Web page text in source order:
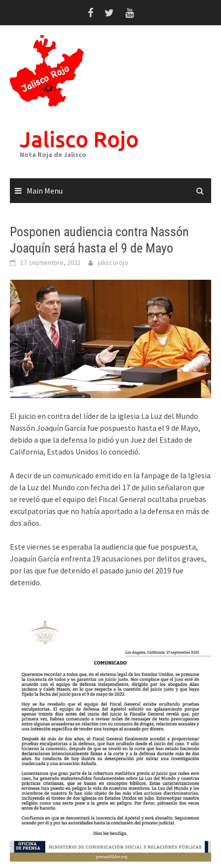
Jalisco Rojo
Nota Roja de Jalisco
Main Menu
Posponen audiencia contra Nassón
Joaquín será hasta el 9 de Mayo
17 septiembre, 2021 jaliscorojo
El juicio en contra del líder de la iglesia La Luz del Mundo
Nassón Joaquín García fue pospuesto hasta el 9 de Mayo,
debido a que la defensa lo pidió y un Juez del Estado de
California, Estados Unidos lo concedió.
A decir de un comunicado emitido en la fanpage de la Iglesia
de la Luz del Mundo con fecha del 17 de julio señalaron que
se reveló que el equipo del Fiscal General ocultaba pruebas
exculpatorias que no había aportado a la defensa en más de
dos años.
Este viernes se esperaba la audiencia que fue pospuesta,
Joaquín García enfrenta 19 acusaciones por delitos graves,
por las que fue detenido el pasado junio del 2019 fue
detenido.